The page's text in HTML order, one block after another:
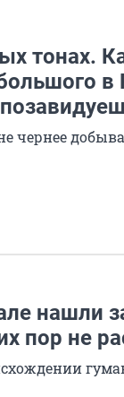
тонах.
в
чернее
нашли
пор не